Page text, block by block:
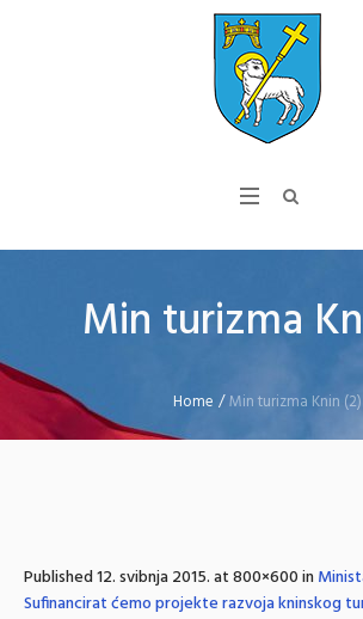
Min turizma
Home /Min turizma Knin (2)
Published12. svibnja 2015.at 800×600 in
Sufinancirat ćemo projekte razvoja kninskog